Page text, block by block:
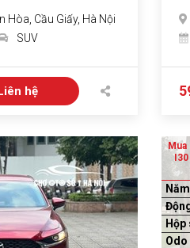
Hòa, Cầu Giấy, Hà Nội
SUV
hệ
Mua
I30
Hộp
Odo